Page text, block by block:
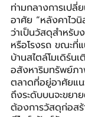
ท่ามกลางการเป
อาศัย “หลังคาไว
ว่าเป็นวัสดุสำหรับ
หรือโรงรถ ขณะที่
บ้านสไตล์โมเดิร์น
อสังหาริมทรัพย์ภ
ตลาดที่อยู่อาศัยแน
ถึงระดับบนจะขยา
ต้องการวัสดุก่อส